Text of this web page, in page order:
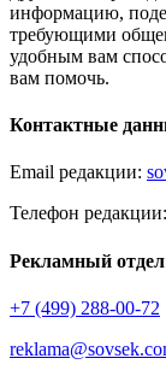
информацию,
требующими
удобным вам
вам помочь.
Контактные
Email редакции:
Телефон редакции:
Рекламный
+7 (499) 288-00-72